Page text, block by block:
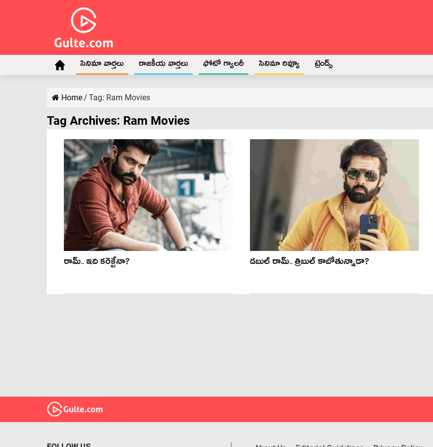
సినిమా వార్తలు రాజకీయ వార్తలు ఫోటో గ్యాలరీ సినిమా రివ్యూ ట్రెండ్స్
Home/ Tag: Ram Movies
Tag Archives: Ram Movies
రామ్.. ఇది కరెక్టేనా? డ‌బుల్ రామ్.. త్రిబుల్ కాబోతున్నాడా?